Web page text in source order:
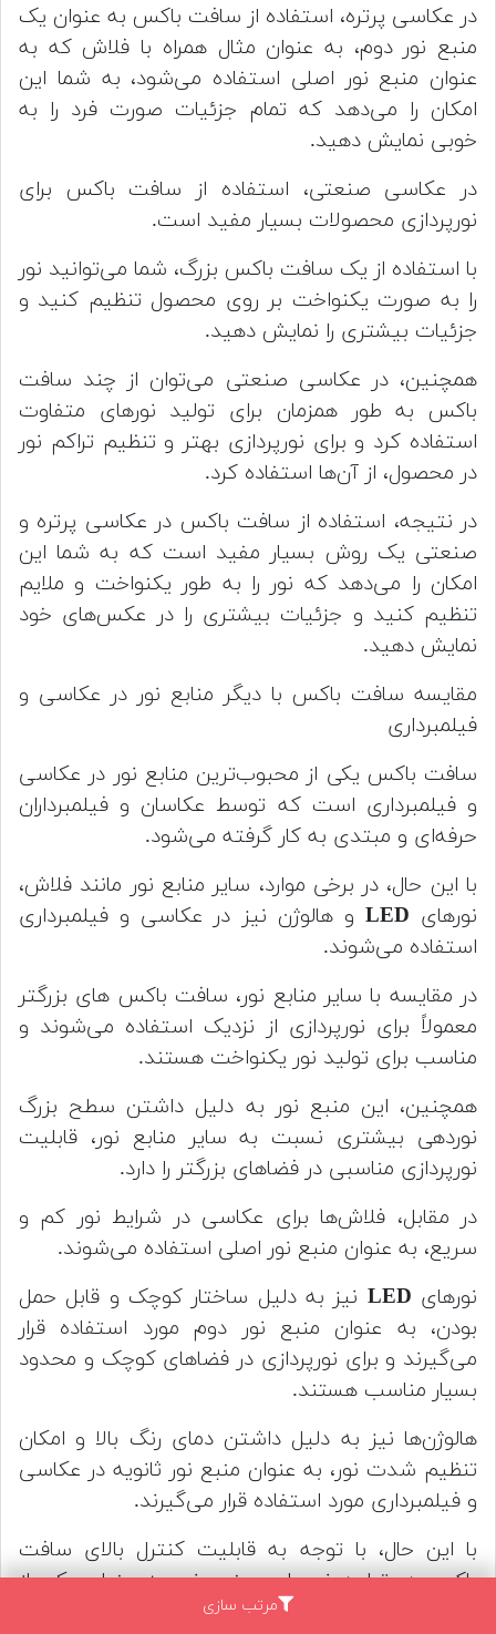
مرتب سازی
در عکاسی پرتره، استفاده از سافت باکس به عنوان یک
منبع نور دوم، به عنوان مثال همراه با فلاش که به
عنوان منبع نور اصلی استفاده می‌شود، به شما این
امکان را می‌دهد که تمام جزئیات صورت فرد را به
خوبی نمایش دهید.
در عکاسی صنعتی، استفاده از سافت باکس برای
نورپردازی محصولات بسیار مفید است.
با استفاده از یک سافت باکس بزرگ، شما می‌توانید نور
را به صورت یکنواخت بر روی محصول تنظیم کنید و
جزئیات بیشتری را نمایش دهید.
همچنین، در عکاسی صنعتی می‌توان از چند سافت
باکس به طور همزمان برای تولید نورهای متفاوت
استفاده کرد و برای نورپردازی بهتر و تنظیم تراکم نور
در محصول، از آن‌ها استفاده کرد.
در نتیجه، استفاده از سافت باکس در عکاسی پرتره و
صنعتی یک روش بسیار مفید است که به شما این
امکان را می‌دهد که نور را به طور یکنواخت و ملایم
تنظیم کنید و جزئیات بیشتری را در عکس‌های خود
نمایش دهید.
مقایسه سافت باکس با دیگر منابع نور در عکاسی و
فیلمبرداری
سافت باکس یکی از محبوب‌ترین منابع نور در عکاسی
و فیلمبرداری است که توسط عکاسان و فیلمبرداران
حرفه‌ای و مبتدی به کار گرفته می‌شود.
با این حال، در برخی موارد، سایر منابع نور مانند فلاش،
نورهای LED و هالوژن نیز در عکاسی و فیلمبرداری
استفاده می‌شوند.
در مقایسه با سایر منابع نور، سافت باکس های بزرگتر
معمولاً برای نورپردازی از نزدیک استفاده می‌شوند و
مناسب برای تولید نور یکنواخت هستند.
همچنین، این منبع نور به دلیل داشتن سطح بزرگ
نوردهی بیشتری نسبت به سایر منابع نور، قابلیت
نورپردازی مناسبی در فضاهای بزرگتر را دارد.
در مقابل، فلاش‌ها برای عکاسی در شرایط نور کم و
سریع، به عنوان منبع نور اصلی استفاده می‌شوند.
نورهای LED نیز به دلیل ساختار کوچک و قابل حمل
بودن، به عنوان منبع نور دوم مورد استفاده قرار
می‌گیرند و برای نورپردازی در فضاهای کوچک و محدود
بسیار مناسب هستند.
هالوژن‌ها نیز به دلیل داشتن دمای رنگ بالا و امکان
تنظیم شدت نور، به عنوان منبع نور ثانویه در عکاسی
و فیلمبرداری مورد استفاده قرار می‌گیرند.
با این حال، با توجه به قابلیت کنترل بالای سافت
باکس در تولید نور، این منبع نور به عنوان یکی از
بهترین گزینه‌ها برای نورپردازی در فضاهای بزرگ و